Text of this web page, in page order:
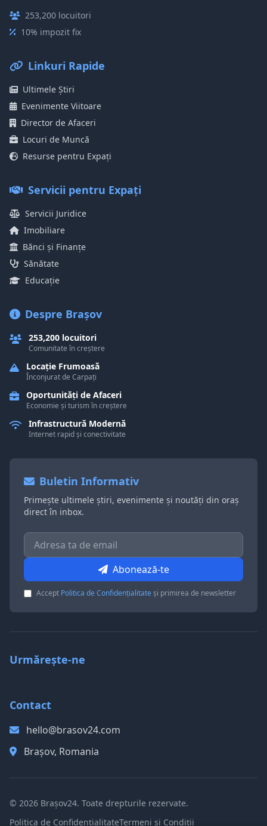
253,200 locuitori
10% impozit fix
Linkuri Rapide
Ultimele Știri
Evenimente Viitoare
Director de Afaceri
Locuri de Muncă
Resurse pentru Expați
Servicii pentru Expați
Servicii Juridice
Imobiliare
Bănci și Finanțe
Sănătate
Educație
Despre Brașov
253,200 locuitori
Comunitate în creștere
Locație Frumoasă
Înconjurat de Carpați
Oportunități de Afaceri
Economie și turism în creștere
Infrastructură Modernă
Internet rapid și conectivitate
Buletin Informativ
Primește ultimele știri, evenimente și noutăți din oraș
direct în inbox.
Abonează-te
Accept Politica de Confidențialitateși primirea de newsletter
Urmărește-ne
Contact
hello@brasov24.com
Brașov, Romania
© 2026 Brașov24. Toate drepturile rezervate.
Politica de ConfidențialitateTermeni și Condiții